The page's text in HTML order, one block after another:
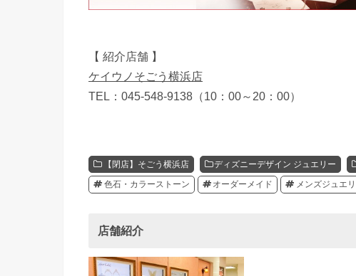
【 紹介店舗 】
ケイウノそごう横浜店
TEL：045-548-9138（10：00～20：00）
【閉店】そごう横浜店 ディズニーデザイン ジュエリー
色石・カラーストーン オーダーメイド メンズジュエ
店舗紹介